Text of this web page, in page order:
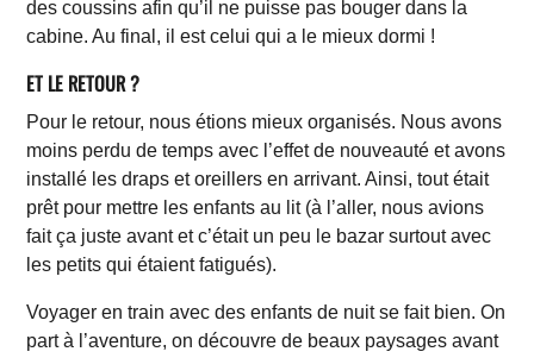
des coussins afin qu’il ne puisse pas bouger dans la
cabine. Au final, il est celui qui a le mieux dormi !
ET LE RETOUR ?
Pour le retour, nous étions mieux organisés. Nous avons
moins perdu de temps avec l’effet de nouveauté et avons
installé les draps et oreillers en arrivant. Ainsi, tout était
prêt pour mettre les enfants au lit (à l’aller, nous avions
fait ça juste avant et c’était un peu le bazar surtout avec
les petits qui étaient fatigués).
Voyager en train avec des enfants de nuit se fait bien. On
part à l’aventure, on découvre de beaux paysages avant